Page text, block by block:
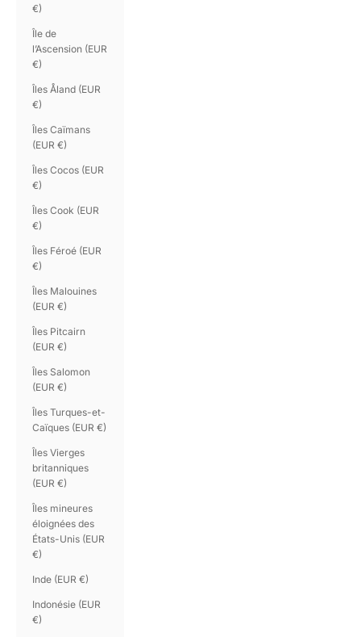
€)
Île de
l’Ascension (EUR
€)
Îles Åland (EUR
€)
Îles Caïmans
(EUR €)
Îles Cocos (EUR
€)
Îles Cook (EUR
€)
Îles Féroé (EUR
€)
Îles Malouines
(EUR €)
Îles Pitcairn
(EUR €)
Îles Salomon
(EUR €)
Îles Turques-et-
Caïques (EUR €)
Îles Vierges
britanniques
(EUR €)
Îles mineures
éloignées des
États-Unis (EUR
€)
Inde (EUR €)
Indonésie (EUR
€)